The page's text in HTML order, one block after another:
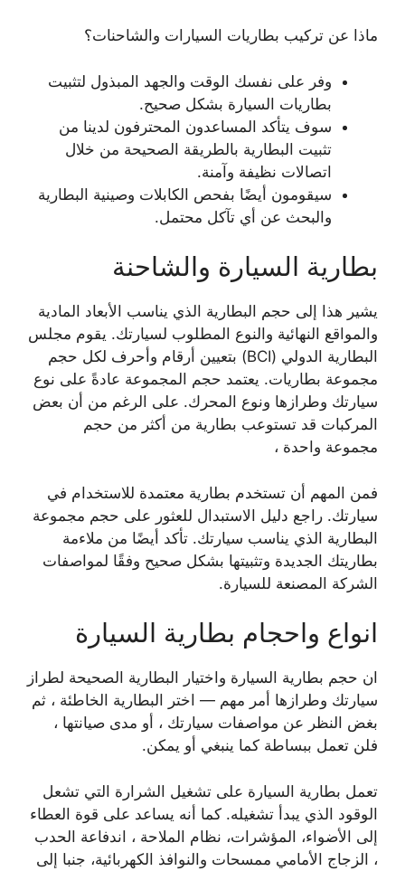
ماذا عن تركيب بطاريات السيارات والشاحنات؟
وفر على نفسك الوقت والجهد المبذول لتثبيت
بطاريات السيارة بشكل صحيح.
سوف يتأكد المساعدون المحترفون لدينا من
تثبيت البطارية بالطريقة الصحيحة من خلال
اتصالات نظيفة وآمنة.
سيقومون أيضًا بفحص الكابلات وصينية البطارية
والبحث عن أي تآكل محتمل.
بطارية السيارة والشاحنة
يشير هذا إلى حجم البطارية الذي يناسب الأبعاد المادية
والمواقع النهائية والنوع المطلوب لسيارتك. يقوم مجلس
البطارية الدولي (BCI) بتعيين أرقام وأحرف لكل حجم
مجموعة بطاريات. يعتمد حجم المجموعة عادةً على نوع
سيارتك وطرازها ونوع المحرك. على الرغم من أن بعض
المركبات قد تستوعب بطارية من أكثر من حجم
مجموعة واحدة ،
فمن المهم أن تستخدم بطارية معتمدة للاستخدام في
سيارتك. راجع دليل الاستبدال للعثور على حجم مجموعة
البطارية الذي يناسب سيارتك. تأكد أيضًا من ملاءمة
بطاريتك الجديدة وتثبيتها بشكل صحيح وفقًا لمواصفات
الشركة المصنعة للسيارة.
انواع واحجام بطارية السيارة
ان حجم بطارية السيارة واختيار البطارية الصحيحة لطراز
سيارتك وطرازها أمر مهم — اختر البطارية الخاطئة ، ثم
بغض النظر عن مواصفات سيارتك ، أو مدى صيانتها ،
فلن تعمل ببساطة كما ينبغي أو يمكن.
تعمل بطارية السيارة على تشغيل الشرارة التي تشعل
الوقود الذي يبدأ تشغيله. كما أنه يساعد على قوة العطاء
إلى الأضواء، المؤشرات، نظام الملاحة ، اندفاعة الحدب
، الزجاج الأمامي ممسحات والنوافذ الكهربائية، جنبا إلى